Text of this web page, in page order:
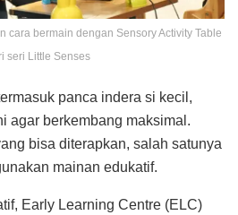
cara bermain dengan Sensory Activity Table
seri Little Senses
panca indera si kecil,
agar berkembang maksimal.
bisa diterapkan, salah satunya
mainan edukatif.
Early Learning Centre (ELC)